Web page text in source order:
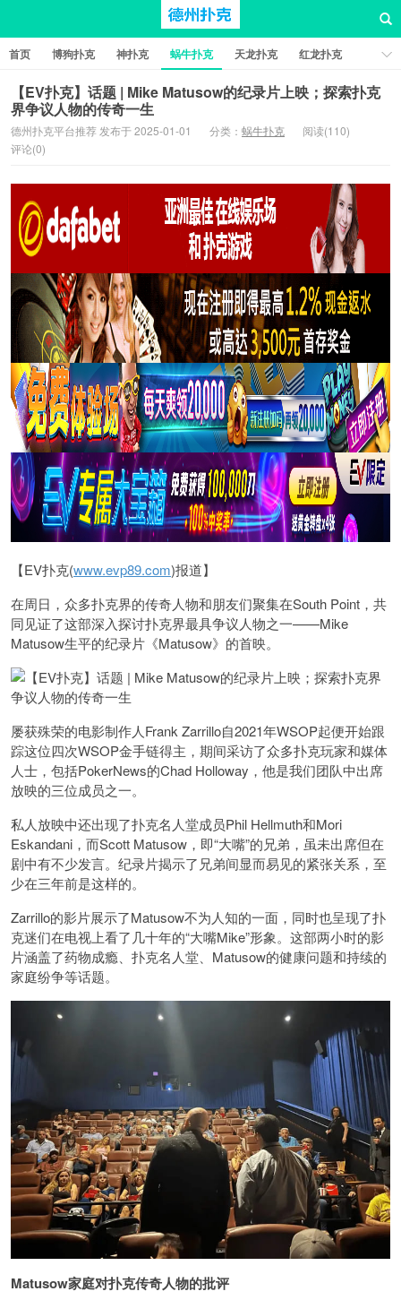
首页 博狗扑克 神扑克 蜗牛扑克 天龙扑克
红龙扑克
新葡京棋牌
红星扑克 扑克之星 比特币扑克
【EV扑克】话题 | Mike Matusow的纪录片上映；探索扑克
界争议人物的传奇一生
德州扑克平台推荐 发布于 2025-01-01 分类： 蜗牛扑克
阅读(110)
评论(0)
【EV扑克(www.evp89.com)报道】
在周日，众多扑克界的传奇人物和朋友们聚集在South Point，共
同见证了这部深入探讨扑克界最具争议人物之一——Mike
Matusow生平的纪录片《Matusow》的首映。
屡获殊荣的电影制作人Frank Zarrillo自2021年WSOP起便开始跟
踪这位四次WSOP金手链得主，期间采访了众多扑克玩家和媒体
人士，包括PokerNews的Chad Holloway，他是我们团队中出席
放映的三位成员之一。
私人放映中还出现了扑克名人堂成员Phil Hellmuth和Mori
Eskandani，而Scott Matusow，即“大嘴”的兄弟，虽未出席但在
剧中有不少发言。纪录片揭示了兄弟间显而易见的紧张关系，至
少在三年前是这样的。
Zarrillo的影片展示了Matusow不为人知的一面，同时也呈现了扑
克迷们在电视上看了几十年的“大嘴Mike”形象。这部两小时的影
片涵盖了药物成瘾、扑克名人堂、Matusow的健康问题和持续的
家庭纷争等话题。
Matusow家庭对扑克传奇人物的批评